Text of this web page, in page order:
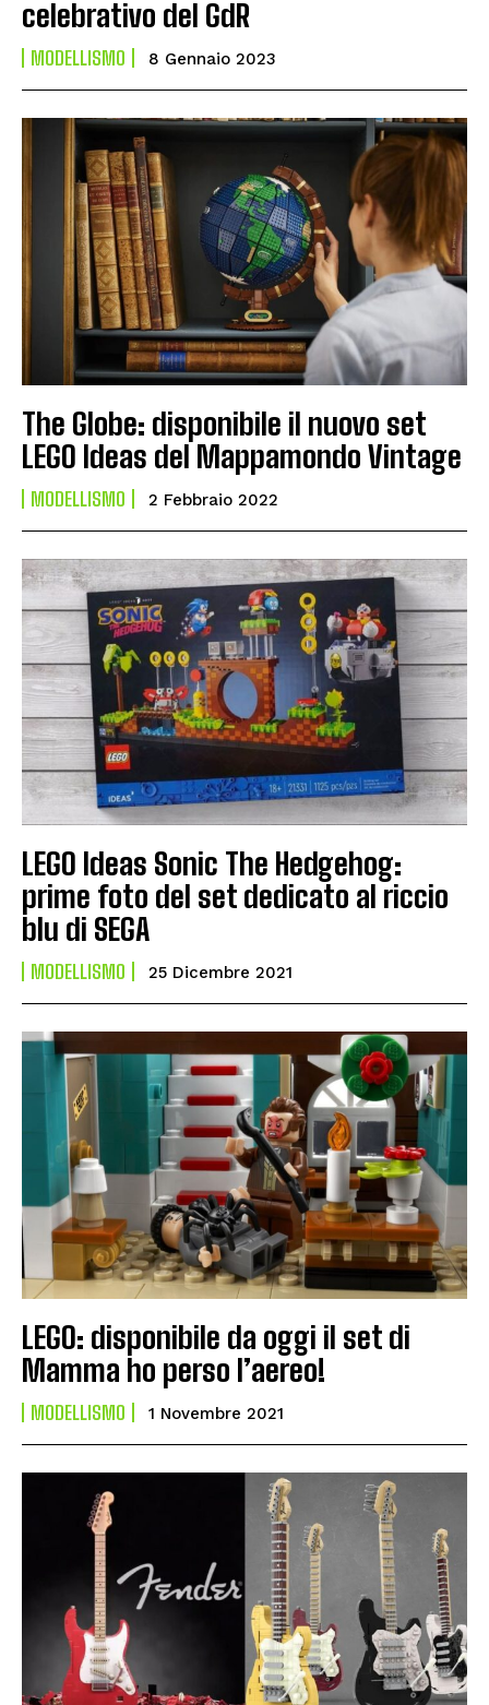
celebrativo del GdR
MODELLISMO 8 Gennaio 2023
The Globe: disponibile il nuovo set
LEGO Ideas del Mappamondo Vintage
MODELLISMO 2 Febbraio 2022
LEGO Ideas Sonic The Hedgehog:
prime foto del set dedicato al riccio
blu di SEGA
MODELLISMO 25 Dicembre 2021
LEGO: disponibile da oggi il set di
Mamma ho perso l’aereo!
MODELLISMO 1 Novembre 2021